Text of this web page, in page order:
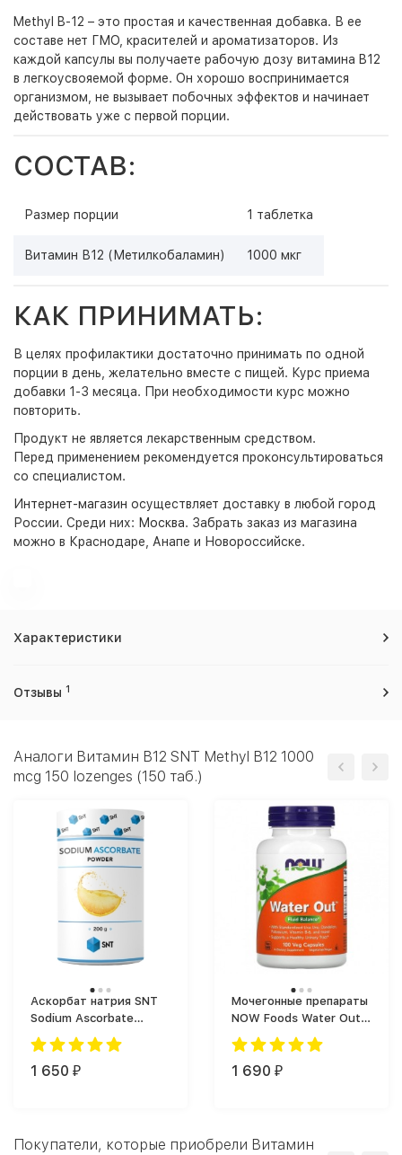
Methyl B-12 – это простая и качественная добавка. В ее
составе нет ГМО, красителей и ароматизаторов. Из
каждой капсулы вы получаете рабочую дозу витамина B12
в легкоусвояемой форме. Он хорошо воспринимается
организмом, не вызывает побочных эффектов и начинает
действовать уже с первой порции.
СОСТАВ:
Размер порции 1 таблетка
Витамин В12 (Метилкобаламин) 1000 мкг
КАК ПРИНИМАТЬ:
В целях профилактики достаточно принимать по одной
порции в день, желательно вместе с пищей. Курс приема
добавки 1-3 месяца. При необходимости курс можно
повторить.
Продукт не является лекарственным средством.
Перед применением рекомендуется проконсультироваться
со специалистом.
Интернет-магазин осуществляет доставку в любой город
России. Среди них: Москва. Забрать заказ из магазина
можно в Краснодаре, Анапе и Новороссийске.
Характеристики
Отзывы 1
Аналоги Витамин B12 SNT Methyl B12 1000
mcg 150 lozenges (150 таб.)
Аскорбат натрия SNT
Sodium Ascorbate
Powder (200 г)
1 650 ₽
Мочегонные препараты
NOW Foods Water Out,
мощный
диуретический
препарат для
1 690 ₽
Покупатели, которые приобрели Витамин